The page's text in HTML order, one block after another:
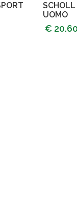
UOMO
€ 20.60